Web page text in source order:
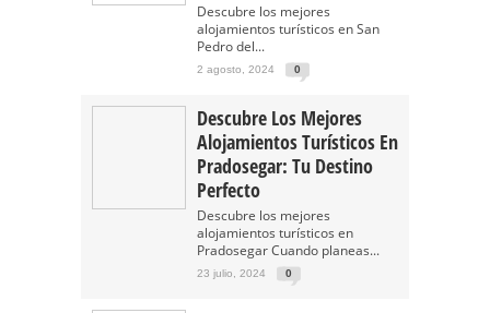
Descubre los mejores
alojamientos turísticos en San
Pedro del...
2 agosto, 2024 0
Descubre Los Mejores
Alojamientos Turísticos En
Pradosegar: Tu Destino
Perfecto
Descubre los mejores
alojamientos turísticos en
Pradosegar Cuando planeas...
23 julio, 2024 0